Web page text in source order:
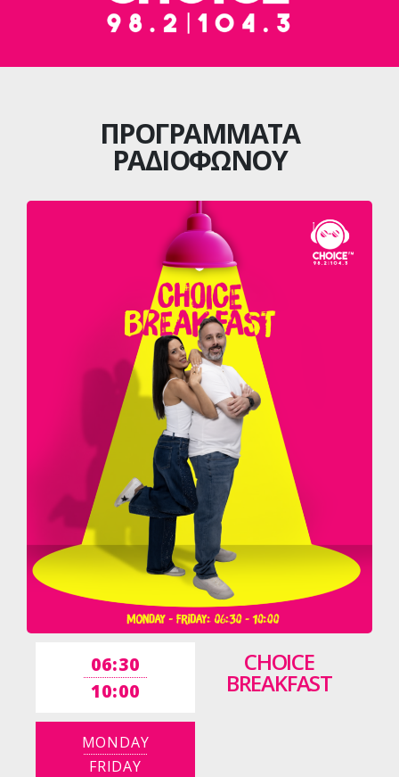
ΠΡΟΓΡΑΜΜΑΤΑ
ΡΑΔΙΟΦΩΝΟΥ
06:30
10:00
MONDAY
FRIDAY
CHOICE
BREAKFAST